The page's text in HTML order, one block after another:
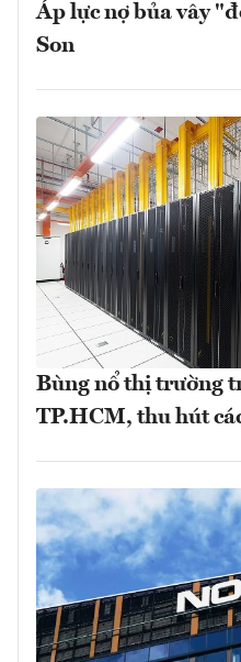
Áp lực nợ bủa vây
Son
Bùng nổ thị trường
TP.HCM, thu hút